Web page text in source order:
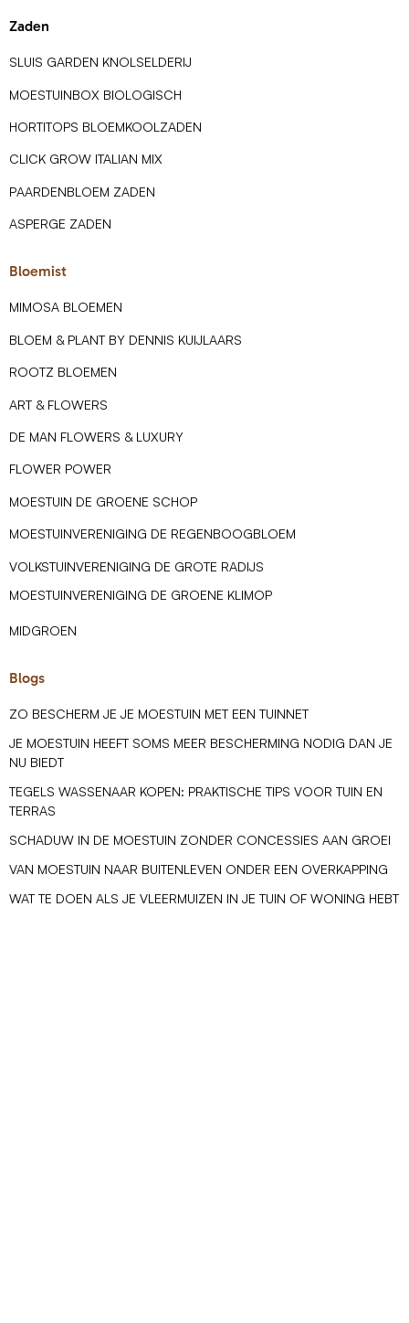
Zaden
SLUIS GARDEN KNOLSELDERIJ
MOESTUINBOX BIOLOGISCH
HORTITOPS BLOEMKOOLZADEN
CLICK GROW ITALIAN MIX
PAARDENBLOEM ZADEN
ASPERGE ZADEN
Bloemist
MIMOSA BLOEMEN
BLOEM & PLANT BY DENNIS KUIJLAARS
ROOTZ BLOEMEN
ART & FLOWERS
DE MAN FLOWERS & LUXURY
FLOWER POWER
MOESTUIN DE GROENE SCHOP
MOESTUINVERENIGING DE REGENBOOGBLOEM
VOLKSTUINVERENIGING DE GROTE RADIJS
MOESTUINVERENIGING DE GROENE KLIMOP
MIDGROEN
Blogs
ZO BESCHERM JE JE MOESTUIN MET EEN TUINNET
JE MOESTUIN HEEFT SOMS MEER BESCHERMING NODIG DAN JE
NU BIEDT
TEGELS WASSENAAR KOPEN: PRAKTISCHE TIPS VOOR TUIN EN
TERRAS
SCHADUW IN DE MOESTUIN ZONDER CONCESSIES AAN GROEI
VAN MOESTUIN NAAR BUITENLEVEN ONDER EEN OVERKAPPING
WAT TE DOEN ALS JE VLEERMUIZEN IN JE TUIN OF WONING HEBT